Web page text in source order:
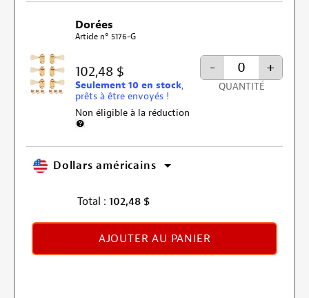
Dorées
Article n° 5176-G
102,48 $
Seulement 10 en stock,
prêts à être envoyés !
Non éligible à la réduction
- +
QUANTITÉ
Dollars américains
Total : 102,48 $
AJOUTER AU PANIER